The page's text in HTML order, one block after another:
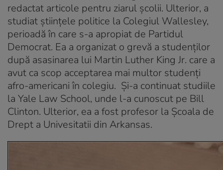
redactat articole pentru ziarul școlii. Ulterior, a
studiat științele politice la Colegiul Wallesley,
perioadă în care s-a apropiat de Partidul
Democrat. Ea a organizat o grevă a studenților
după asasinarea lui Martin Luther King Jr. care a
avut ca scop acceptarea mai multor studenți
afro-americani în colegiu. Și-a continuat studiile
la Yale Law School, unde l-a cunoscut pe Bill
Clinton. Ulterior, ea a fost profesor la Şcoala de
Drept a Univesitatii din Arkansas.